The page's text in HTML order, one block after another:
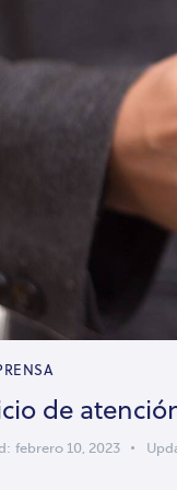
de
febrero 10, 2023